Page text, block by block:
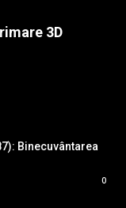
3D
Binecuvântarea
0